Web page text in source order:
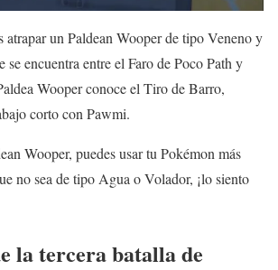
atrapar un Paldean Wooper de tipo Veneno y
se encuentra entre el Faro de Poco Path y
Wooper conoce el Tiro de Barro,
corto con Pawmi.
Wooper, puedes usar tu Pokémon más
no sea de tipo Agua o Volador, ¡lo siento
la tercera batalla de